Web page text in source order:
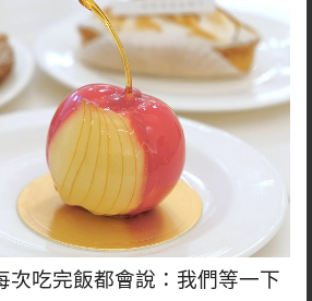
次吃完飯都會說：我們等一下